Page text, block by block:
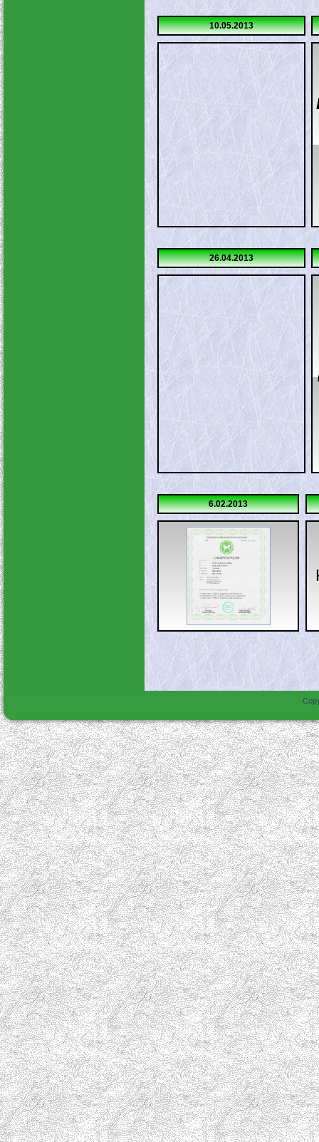
10.05.2013
26.04.2013
6.02.2013